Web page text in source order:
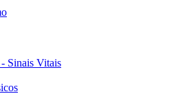
Sinais Vitais